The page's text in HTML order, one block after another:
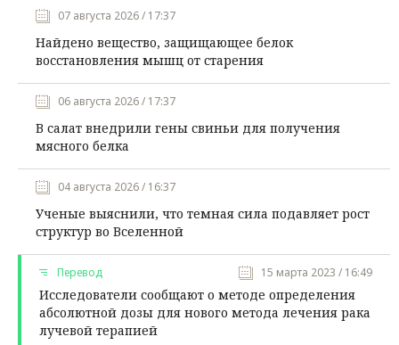
07 августа 2026 / 17:37
Найдено вещество, защищающее белок
восстановления мышц от старения
06 августа 2026 / 17:37
В салат внедрили гены свиньи для получения
мясного белка
04 августа 2026 / 16:37
Ученые выяснили, что темная сила подавляет рост
структур во Вселенной
Перевод 15 марта 2023 / 16:49
Исследователи сообщают о методе определения
абсолютной дозы для нового метода лечения рака
лучевой терапией